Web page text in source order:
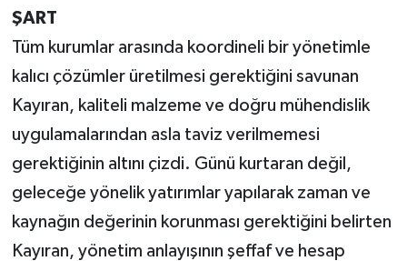
ŞART
Tüm kurumlar arasında koordineli bir yönetimle
kalıcı çözümler üretilmesi gerektiğini savunan
Kayıran, kaliteli malzeme ve doğru mühendislik
uygulamalarından asla taviz verilmemesi
gerektiğinin altını çizdi. Günü kurtaran değil,
geleceğe yönelik yatırımlar yapılarak zaman ve
kaynağın değerinin korunması gerektiğini belirten
Kayıran, yönetim anlayışının şeffaf ve hesap